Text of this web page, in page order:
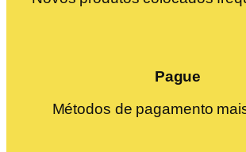
Pague
Métodos de pagamento